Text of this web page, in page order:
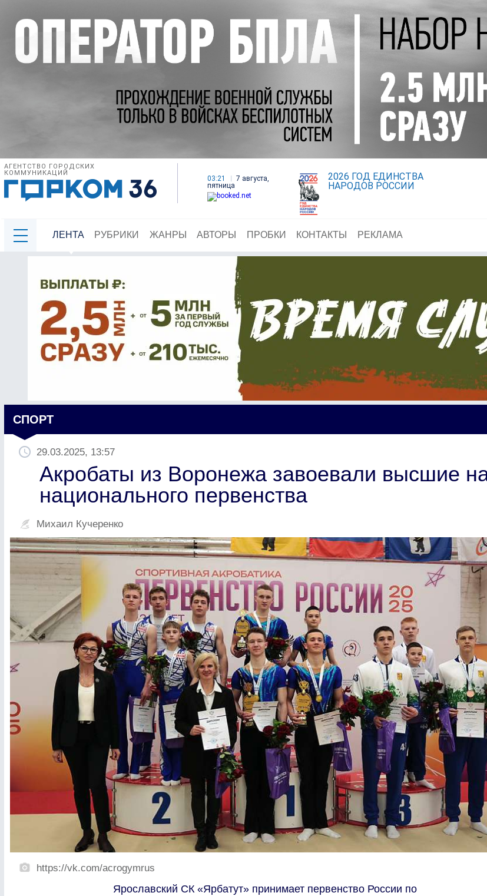
АГЕНТСТВО ГОРОДСКИХ
КОММУНИКАЦИЙ
03:21
7 августа,
пятница
2026 ГОД ЕДИНСТВА
НАРОДОВ РОССИИ
ЛЕНТА РУБРИКИ ЖАНРЫ АВТОРЫ ПРОБКИ КОНТАКТЫ РЕКЛАМА
СПОРТ
29.03.2025, 13:57
Акробаты из Воронежа завоевали высшие
национального первенства
Михаил Кучеренко
https://vk.com/acrogymrus
Ярославский СК «Ярбатут» принимает первенство России по